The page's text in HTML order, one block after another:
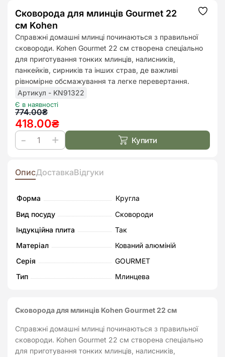
Сковорода для млинців Gourmet 22
см Kohen
Справжні домашні млинці починаються з правильної
сковороди. Kohen Gourmet 22 см створена спеціально
для приготування тонких млинців, налисників,
панкейків, сирників та інших страв, де важливі
рівномірне обсмажування та легке перевертання.
Артикул - KN91322
Є в наявності
774.00₴
Оригінальна
ціна:
774.00₴.
418.00₴
Поточна
ціна:
418.00₴.
Сковорода
млинців
22
Kohen
кількість
Купити
ОписДоставкаВідгуки
Форма
Кругла
Вид посуду
Сковороди
Індукційна плита
Так
Матеріал
Кований алюміній
Серія
GOURMET
Тип
Млинцева
Сковорода для млинців Kohen Gourmet 22 см
Справжні домашні млинці починаються з правильної
сковороди. Kohen Gourmet 22 см створена спеціально
для приготування тонких млинців, налисників,